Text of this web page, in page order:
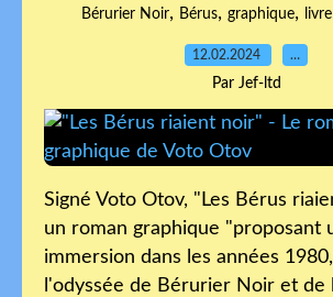
Bérurier Noir, Bérus, graphique, livre
12.02.2024 …
Par Jef-ltd
Signé Voto Otov, "Les Bérus
un roman graphique "proposant
immersion dans les années
l'odyssée de Bérurier Noir et de